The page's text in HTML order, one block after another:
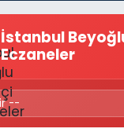
İstanbul
Eczaneler